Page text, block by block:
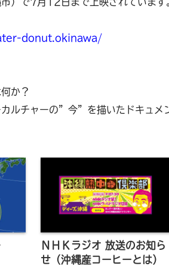
donut.okinawa/
か？
ルチャーの”今”を描いたドキュメ
ＮＨＫラジオ 放送のお知ら
せ（沖縄産コーヒーとは）